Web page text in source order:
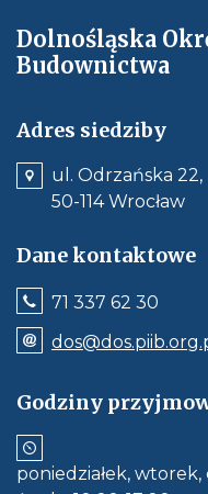
Dolnośląska
Budownictwa
Adres siedziby
ul. Odrzańska 22,
50-114 Wrocław
Dane kontaktowe
71 337 62 30
71
30
Godziny
poniedziałek,